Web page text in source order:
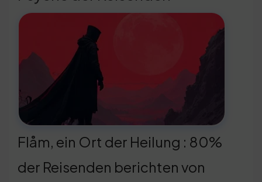
Flåm, ein Ort der Heilung : 80%
der Reisenden berichten von